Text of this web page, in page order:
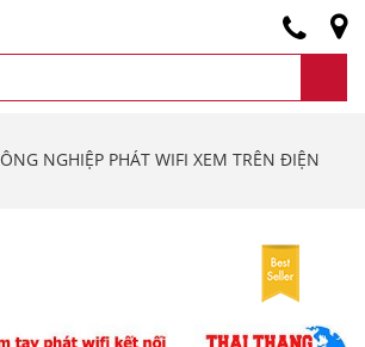
NGHIỆP PHÁT WIFI XEM TRÊN ĐIỆN